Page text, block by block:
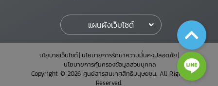
แผนผังเว็บไซต์
นโยบายเว็บไซต์ นโยบายการรักษาความมั่นคงปลอดภัย
นโยบายการคุ้มครองข้อมูลส่วนบุคคล
Copyright © 2026 ศูนย์สารสนเทศสิทธิมนุษยชน. All Rights
Reserved.